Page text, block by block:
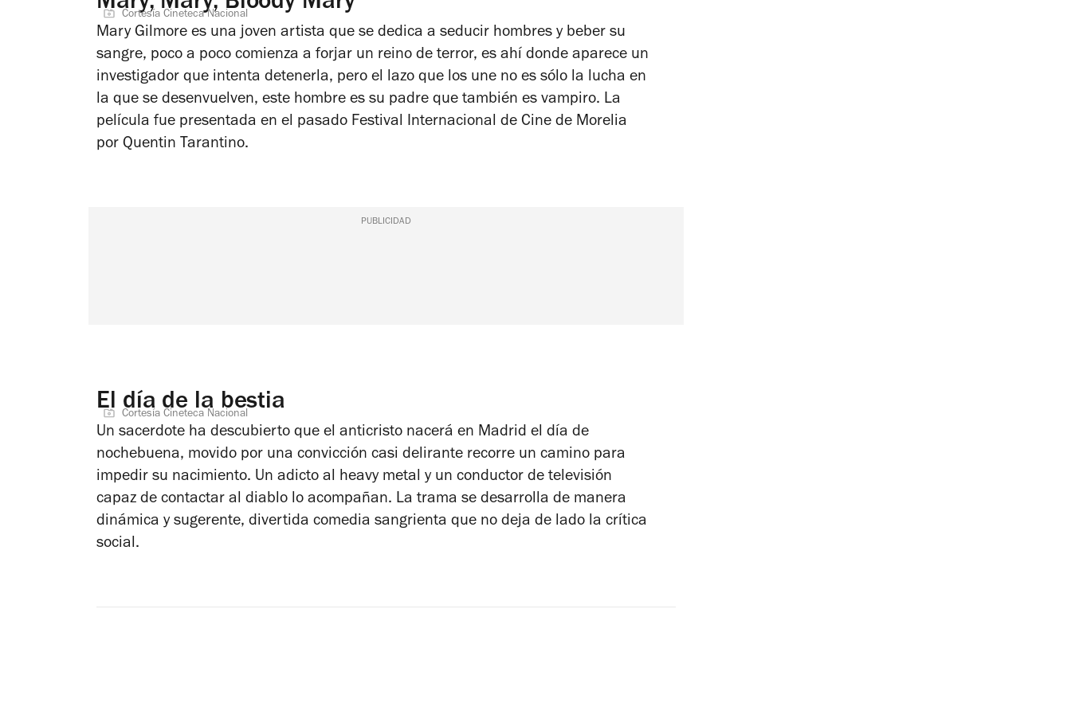
Cortesía Cineteca Nacional
Mary Gilmore es una joven artista que se dedica a seducir hombres y beber su
sangre, poco a poco comienza a forjar un reino de terror, es ahí donde aparece un
investigador que intenta detenerla, pero el lazo que los une no es sólo la lucha en
la que se desenvuelven, este hombre es su padre que también es vampiro. La
película fue presentada en el pasado Festival Internacional de Cine de Morelia
por Quentin Tarantino.
PUBLICIDAD
El día de la bestia
Cortesía Cineteca Nacional
Un sacerdote ha descubierto que el anticristo nacerá en Madrid el día de
nochebuena, movido por una convicción casi delirante recorre un camino para
impedir su nacimiento. Un adicto al heavy metal y un conductor de televisión
capaz de contactar al diablo lo acompañan. La trama se desarrolla de manera
dinámica y sugerente, divertida comedia sangrienta que no deja de lado la crítica
social.